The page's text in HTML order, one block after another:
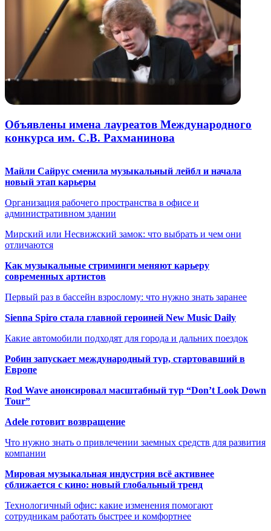
Объявлены имена лауреатов Международного
конкурса им. С.В. Рахманинова
Майли Сайрус сменила музыкальный лейбл и начала
новый этап карьеры
Организация рабочего пространства в офисе и
административном здании
Мирский или Несвижский замок: что выбрать и чем они
отличаются
Как музыкальные стриминги меняют карьеру
современных артистов
Первый раз в бассейн взрослому: что нужно знать заранее
Sienna Spiro стала главной героиней New Music Daily
Какие автомобили подходят для города и дальних поездок
Робин запускает международный тур, стартовавший в
Европе
Rod Wave анонсировал масштабный тур “Don’t Look Down
Tour”
Adele готовит возвращение
Что нужно знать о привлечении заемных средств для развития
компании
Мировая музыкальная индустрия всё активнее
сближается с кино: новый глобальный тренд
Технологичный офис: какие изменения помогают
сотрудникам работать быстрее и комфортнее